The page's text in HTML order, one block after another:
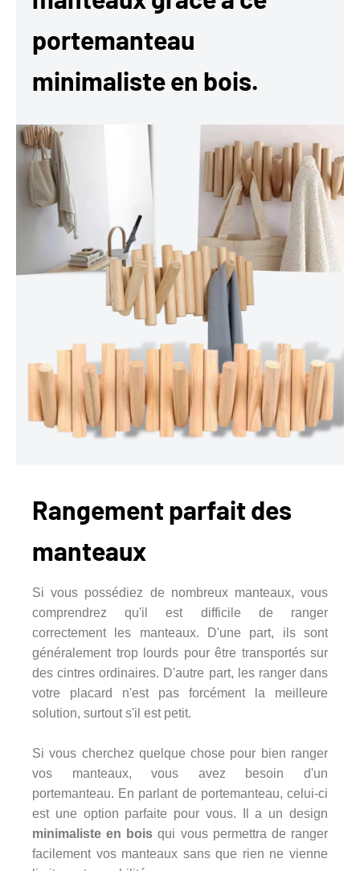
portemanteau
minimaliste en bois.
Rangement parfait des
manteaux
Si vous possédiez de nombreux manteaux, vous
comprendrez qu'il est difficile de ranger
correctement les manteaux. D'une part, ils sont
généralement trop lourds pour être transportés sur
des cintres ordinaires. D'autre part, les ranger dans
votre placard n'est pas forcément la meilleure
solution, surtout s'il est petit.
Si vous cherchez quelque chose pour bien ranger
vos manteaux, vous avez besoin d'un
portemanteau. En parlant de portemanteau, celui-ci
est une option parfaite pour vous. Il a un design
minimaliste en bois qui vous permettra de ranger
facilement vos manteaux sans que rien ne vienne